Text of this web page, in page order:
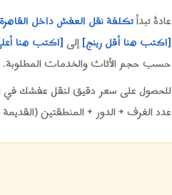
عادةً تبدأتكلفة نقل العفش داخل القاهرة
[اكتب هنا أقل رينج]إلى[اكتب هنا
حسب حجم الأثاث والخدمات المطلوبة.
للحصول على سعر دقيق لنقل عفشك في
عدد الغرف + الدور + المنطقتين